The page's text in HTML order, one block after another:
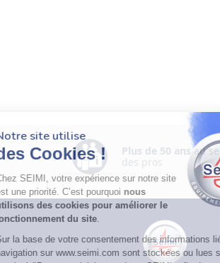
Plus de 50 ansau
des pros
Notre site utilise
des Cookies !
Chez SEIMI, votre expérience sur notre site
est une priorité. C’est pourquoi
utilisons des cookies pour améliorer le
fonctionnement du site
Sur la base de votre consentement des
navigation sur www.seimi.com sont stockées